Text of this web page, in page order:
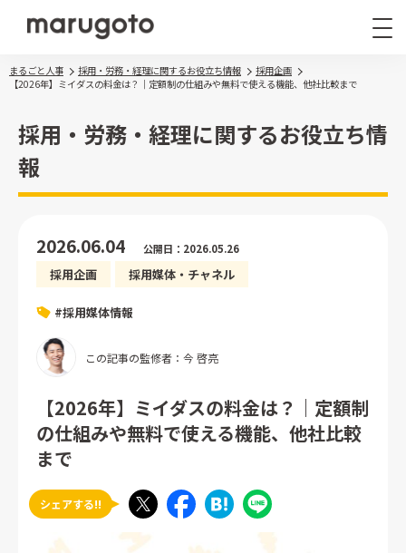
その他サービス
導入事例
お役立ち情報
ナレッジ資料
ウェビナー
まるごと人事 採用・労務・経理に関するお役立ち情報
採用企画
【2026年】ミイダスの料金は？｜定額制の仕組みや無料で使える機能、他社比較まで
採用・労務・経理に関するお役立ち情
報
2026.06.04 公開日：2026.05.26
採用企画 採用媒体・チャネル
#採用媒体情報
この記事の監修者：今 啓亮
【2026年】ミイダスの料金は？｜定額制
の仕組みや無料で使える機能、他社比較
まで
シェアする!!